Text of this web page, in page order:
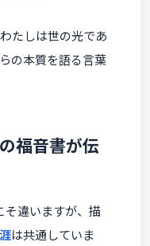
わたしは世の光であ
の本質を語る言葉
福音書が伝
そ違いますが、描
は共通していま